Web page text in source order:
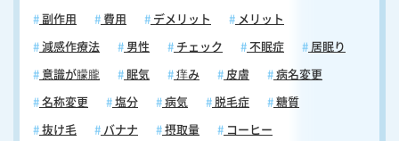
副作用 費用 デメリット メリット
減感作療法 男性 チェック 不眠症 居眠り
意識が朦朧 眠気 痒み 皮膚 病名変更
名称変更 塩分 病気 脱毛症 糖質
抜け毛 バナナ 摂取量 コーヒー